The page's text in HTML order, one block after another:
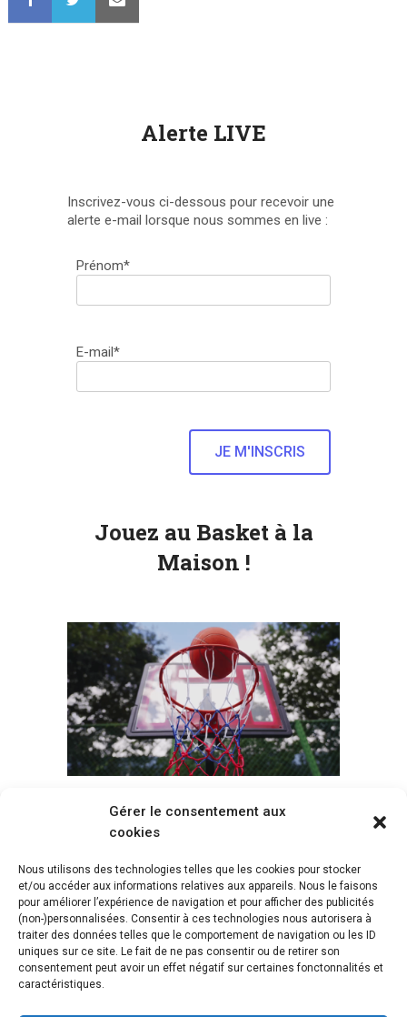
Gérer le consentement aux
cookies
Nous utilisons des technologies telles que les cookies pour stocker
et/ou accéder aux informations relatives aux appareils. Nous le faisons
pour améliorer l’expérience de navigation et pour afficher des publicités
(non-)personnalisées. Consentir à ces technologies nous autorisera à
traiter des données telles que le comportement de navigation ou les ID
uniques sur ce site. Le fait de ne pas consentir ou de retirer son
consentement peut avoir un effet négatif sur certaines fonctonnalités et
caractéristiques.
Alerte LIVE
Inscrivez-vous ci-dessous pour recevoir une
alerte e-mail lorsque nous sommes en live :
Prénom*
E-mail*
Jouez au Basket à la
Maison !
Voir tous les paniers